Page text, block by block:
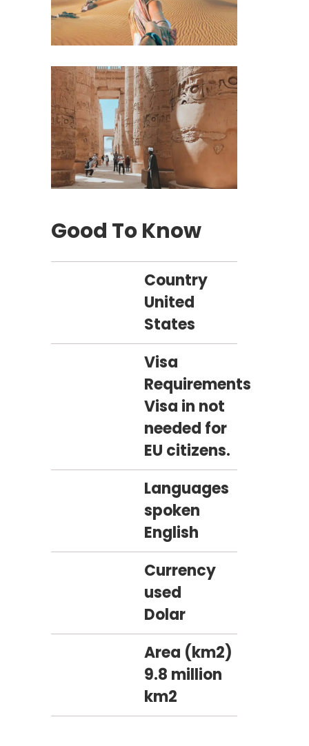
Good To Know
Country
United
States
Visa
Requirements
Visa in not
needed for
EU citizens.
Languages
spoken
English
Currency
used
Dolar
Area (km2)
9.8 million
km2